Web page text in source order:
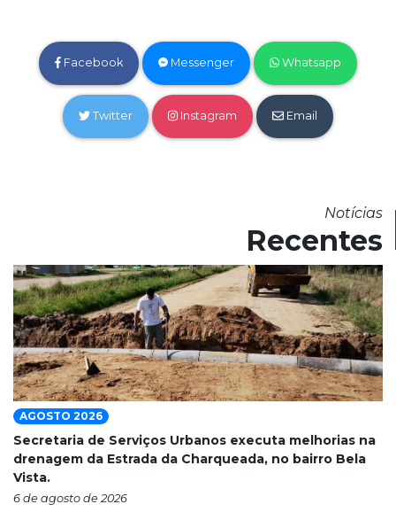
Facebook Messenger Whatsapp
Twitter Instagram Email
Notícias
Recentes
AGOSTO 2026
Secretaria de Serviços Urbanos executa melhorias na
drenagem da Estrada da Charqueada, no bairro Bela
Vista.
6 de agosto de 2026